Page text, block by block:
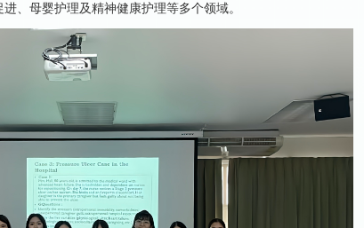
、母婴护理及精神健康护理等多个领域。